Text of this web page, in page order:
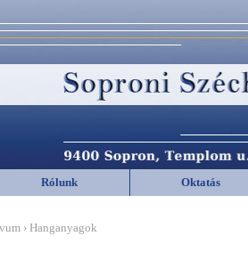
Rólunk Oktatás
› Hanganyagok